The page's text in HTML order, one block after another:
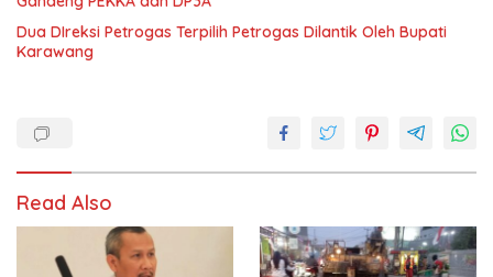
Dua DIreksi Petrogas Terpilih Petrogas Dilantik Oleh Bupati
Karawang
Read Also